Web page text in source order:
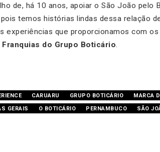
de, há 10 anos, apoiar o São João pelo
temos histórias lindas dessa relação
experiências que proporcionamos com
do Grupo Boticário.
CARUARU GRUPO BOTICÁRIO
MARCA
GERAIS O BOTICÁRIO PERNAMBUCO SÃO